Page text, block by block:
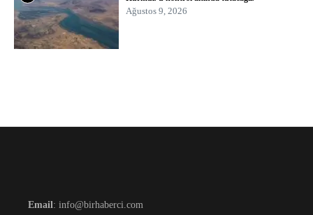
Ağustos 9, 2026
Email : info@birhaberci.com